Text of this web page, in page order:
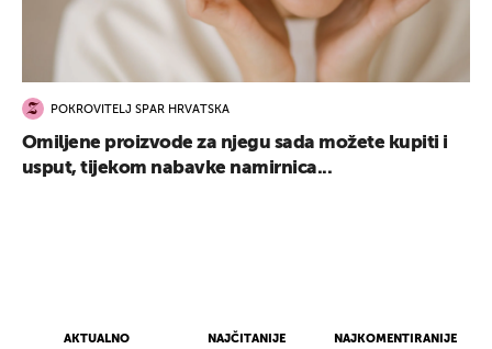
AKTUALNO NAJČITANIJE NAJKOMENTIRANIJE
POKROVITELJ SPAR HRVATSKA
Omiljene proizvode za njegu sada možete kupiti i
usput, tijekom nabavke namirnica...